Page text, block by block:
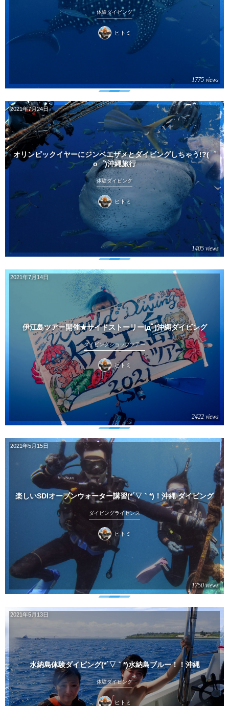
体験ダイビング
ヒトミ
1775 views
オリンピックイヤーにジンベエザメとダイビングしちゃう!?(゜
o゜)沖縄旅行
2021年7月24日
体験ダイビング
ヒトミ
1405 views
伊江島ツアー開催★サイドストーリー|дﾟ)沖縄ダイビング
2021年7月14日
ダイビングショップツアー
ヒトミ
2422 views
楽しいSDIオープンウォーター講習(*´▽｀*)！沖縄 ダイビング
2021年5月15日
ダイビングライセンス
ヒトミ
1750 views
水納島体験ダイビング(*´▽｀*)水納島ブルー！！沖縄
2021年5月13日
体験ダイビング
ヒトミ